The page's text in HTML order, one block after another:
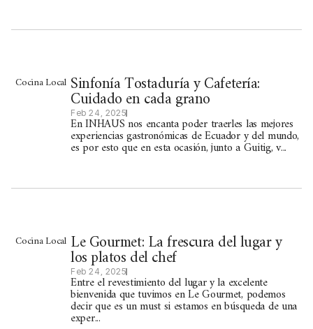
Cocina Local Sinfonía Tostaduría y Cafetería:
Cuidado en cada grano
Feb 24, 2025
En INHAUS nos encanta poder traerles las mejores
experiencias gastronómicas de Ecuador y del mundo,
es por esto que en esta ocasión, junto a Guitig, v...
Cocina Local Le Gourmet: La frescura del lugar y
los platos del chef
Feb 24, 2025
Entre el revestimiento del lugar y la excelente
bienvenida que tuvimos en Le Gourmet, podemos
decir que es un must si estamos en búsqueda de una
exper...